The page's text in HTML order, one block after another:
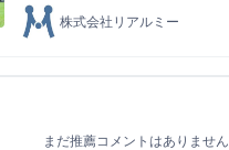
株式会社リアルミー
まだ推薦コメントはありません